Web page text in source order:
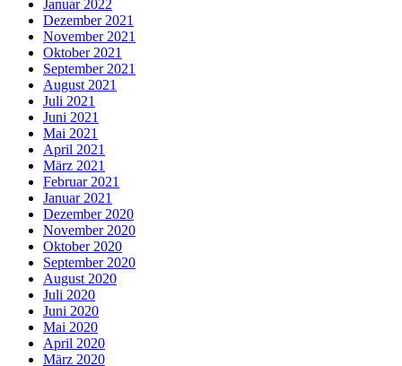
Januar 2022
Dezember 2021
November 2021
Oktober 2021
September 2021
August 2021
Juli 2021
Juni 2021
Mai 2021
April 2021
März 2021
Februar 2021
Januar 2021
Dezember 2020
November 2020
Oktober 2020
September 2020
August 2020
Juli 2020
Juni 2020
Mai 2020
April 2020
März 2020